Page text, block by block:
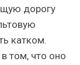
дорогу
катком.
том, что оно